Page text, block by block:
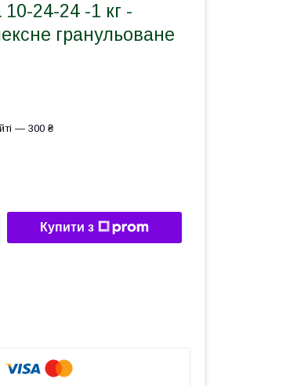
24-24 -1 кг -
гранульоване
— 300 ₴
Купити з